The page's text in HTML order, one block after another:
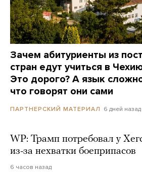
Зачем абитуриенты из
стран едут учиться в
Это дорого? А язык
что говорят они сами
ПАРТНЕРСКИЙ МАТЕРИАЛ 6 дней назад
WP: Трамп потребовал у
из-за нехватки боеприпасов
6 часов назад